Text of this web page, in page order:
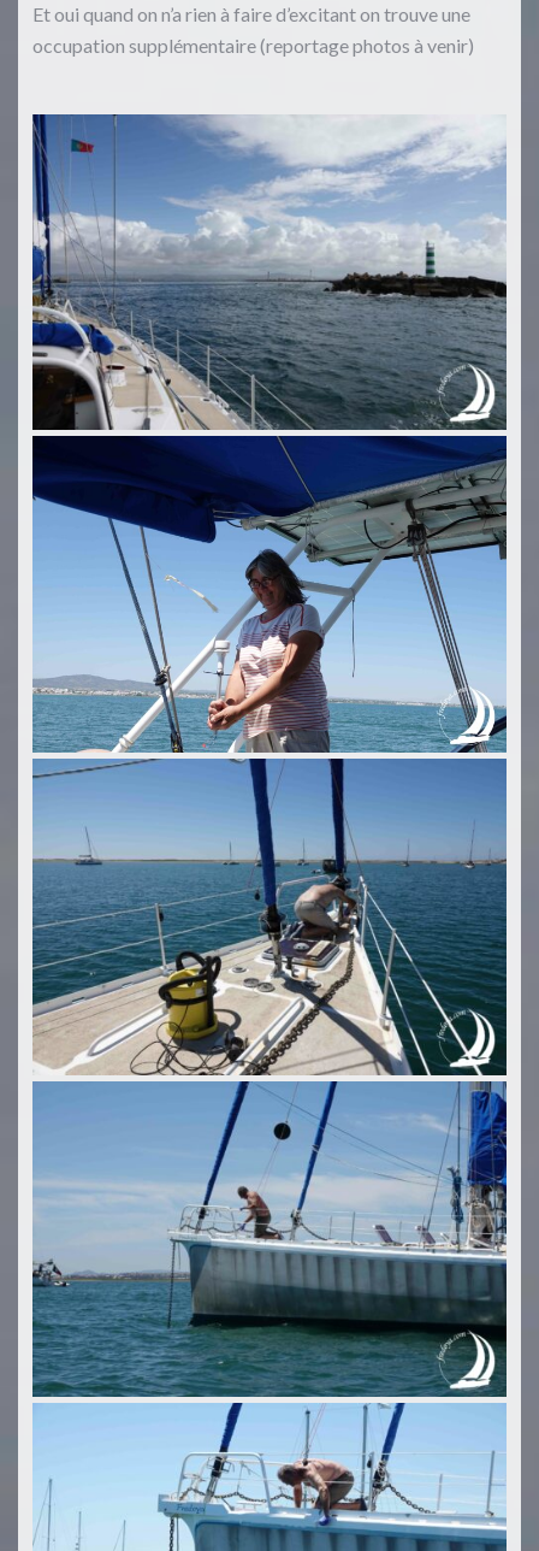
Et oui quand on n’a rien à faire d’excitant on trouve une
occupation supplémentaire (reportage photos à venir)